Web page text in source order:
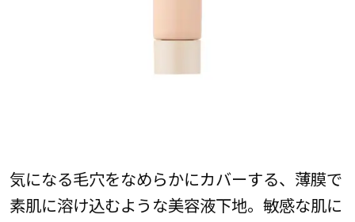
気になる毛穴をなめらかにカバーする、薄膜で
素肌に溶け込むような美容液下地。敏感な肌に